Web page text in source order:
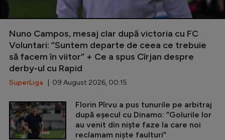
Nuno Campos, mesaj clar după victoria cu FC
Voluntari: ”Suntem departe de ceea ce trebuie
să facem în viitor” + Ce a spus Cîrjan despre
derby-ul cu Rapid
SuperLiga | 09 August 2026, 00:15
Florin Pîrvu a pus tunurile pe arbitraj
după eșecul cu Dinamo: ”Golurile lor
au venit din niște faze la care noi
reclamam niște faulturi”